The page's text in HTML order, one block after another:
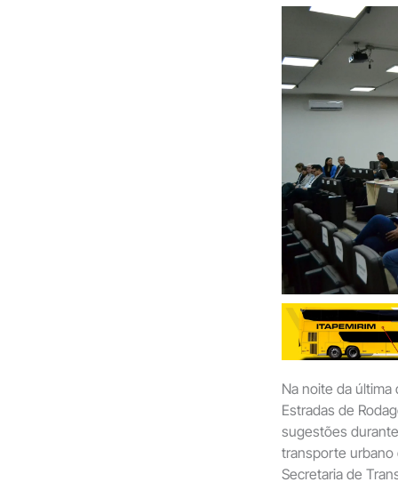
Na noite da
Estradas de
sugestões
transporte urbano
Secretaria de